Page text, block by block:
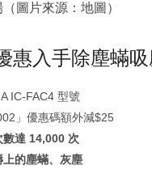
圖片來源：地圖）
惠入手除塵蟎
IC-FAC4 型號
」優惠碼額外減$25
達 14,000 次
的塵蟎、灰塵